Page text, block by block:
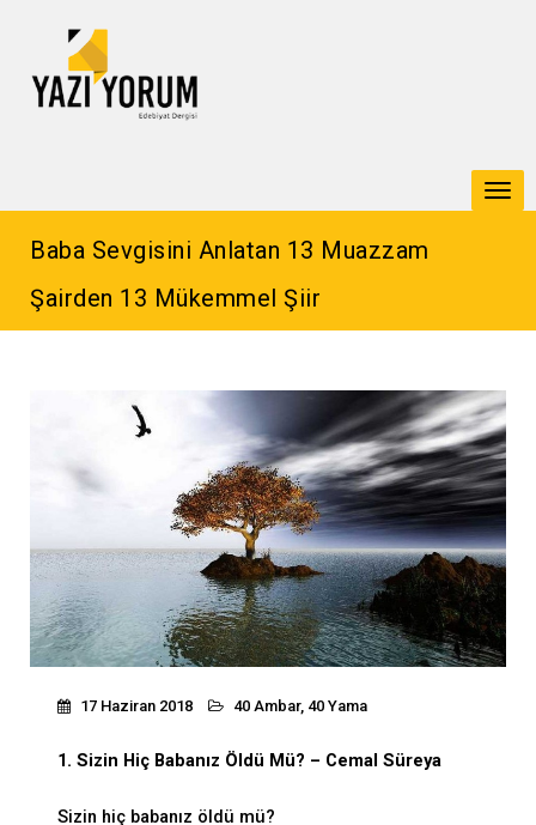
Baba Sevgisini Anlatan 13 Muazzam
Şairden 13 Mükemmel Şiir
17 Haziran 2018 40 Ambar, 40 Yama
1. Sizin Hiç Babanız Öldü Mü? – Cemal Süreya
Sizin hiç babanız öldü mü?